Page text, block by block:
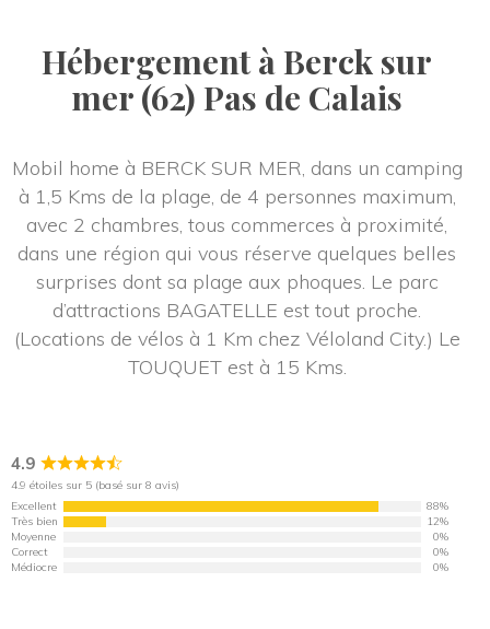
Hébergement à Berck sur
mer (62) Pas de Calai
Mobil home à BERCK SUR MER, dans un camping
à 1,5 Kms de la plage, de 4 personnes maximum,
avec 2 chambres, tous commerces à proximité,
dans une région qui vous réserve quelques belles
urprises dont sa plage aux phoques. Le parc
d’attractions BAGATELLE est tout proche.
(Locations de vélos à 1 Km chez Véloland City.) Le
TOUQUET est à 15 Kms.
4.9
Noté
4.9
sur
5
4.9 étoiles sur 5 (basé sur 8 avis)
Excellent
88%
Très bien
12%
Moyenne
0%
Correct
0%
Médiocre
0%